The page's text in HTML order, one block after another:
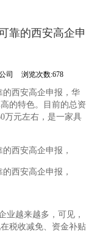
靠的西安高企申
司 浏览次数:678
的西安高企申报，华
的特色。目前的总资
万元左右，是一家具
西安高企申报，
西安高企申报，
业越来越多，可见，
税收减免、资金补贴